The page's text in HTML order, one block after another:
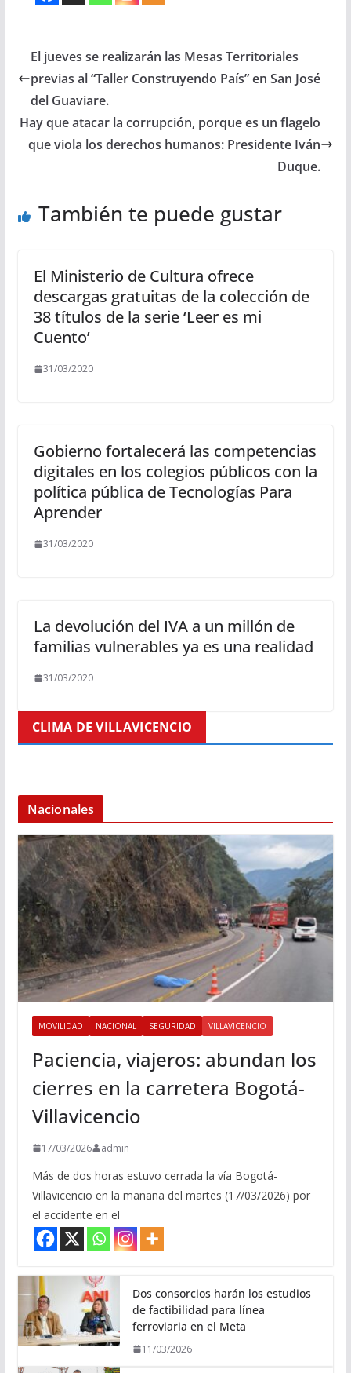
El jueves se realizarán las Mesas Territoriales
previas al “Taller Construyendo País” en San José
del Guaviare.
Hay que atacar la corrupción, porque es un flagelo
que viola los derechos humanos: Presidente Iván
Duque.
También te puede gustar
El Ministerio de Cultura ofrece
descargas gratuitas de la colección de
38 títulos de la serie ‘Leer es mi
Cuento’
31/03/2020
Gobierno fortalecerá las competencias
digitales en los colegios públicos con la
política pública de Tecnologías Para
Aprender
31/03/2020
La devolución del IVA a un millón de
familias vulnerables ya es una realidad
31/03/2020
CLIMA DE VILLAVICENCIO
Nacionales
MOVILIDAD NACIONAL SEGURIDAD VILLAVICENCIO
Paciencia, viajeros: abundan los
cierres en la carretera Bogotá-
Villavicencio
17/03/2026 admin
Más de dos horas estuvo cerrada la vía Bogotá-
Villavicencio en la mañana del martes (17/03/2026) por
el accidente en el
Dos consorcios harán los estudios
de factibilidad para línea
ferroviaria en el Meta
11/03/2026